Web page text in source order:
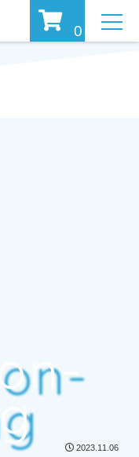
2023.11.06
0